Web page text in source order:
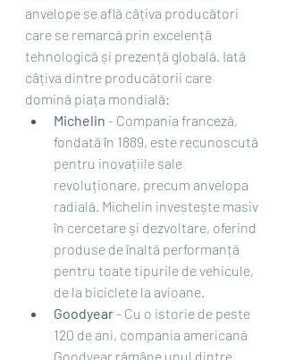
anvelope se află câțiva producători
care se remarcă prin excelență
tehnologică și prezență globală. Iată
câțiva dintre producătorii care
domină piața mondială:
Michelin - Compania franceză,
fondată în 1889, este recunoscută
pentru inovațiile sale
revoluționare, precum anvelopa
radială. Michelin investește masiv
în cercetare și dezvoltare, oferind
produse de înaltă performanță
pentru toate tipurile de vehicule,
de la biciclete la avioane.
Goodyear - Cu o istorie de peste
120 de ani, compania americană
Goodyear rămâne unul dintre